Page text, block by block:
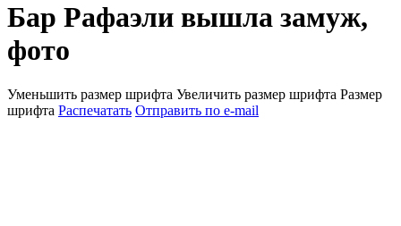
Бар Рафаэли вышла замуж,
фото
Уменьшить размер шрифта Увеличить размер шрифта Размер
шрифта Распечатать Отправить по e-mail